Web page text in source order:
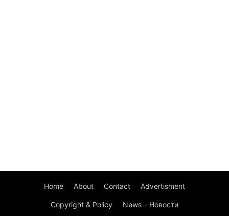
Home About Contact Advertisment
Copyright & Policy News – Новости